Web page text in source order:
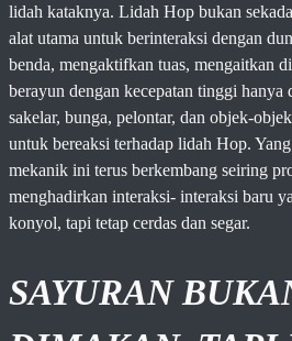
lidah kataknya. Lidah Hop bukan
alat utama untuk berinteraksi dengan
benda, mengaktifkan tuas, mengaitkan
berayun dengan kecepatan tinggi hanya
sakelar, bunga, pelontar, dan objek-
untuk bereaksi terhadap lidah Hop.
mekanik ini terus berkembang seiring
menghadirkan interaksi- interaksi baru
konyol, tapi tetap cerdas dan segar.
SAYURAN